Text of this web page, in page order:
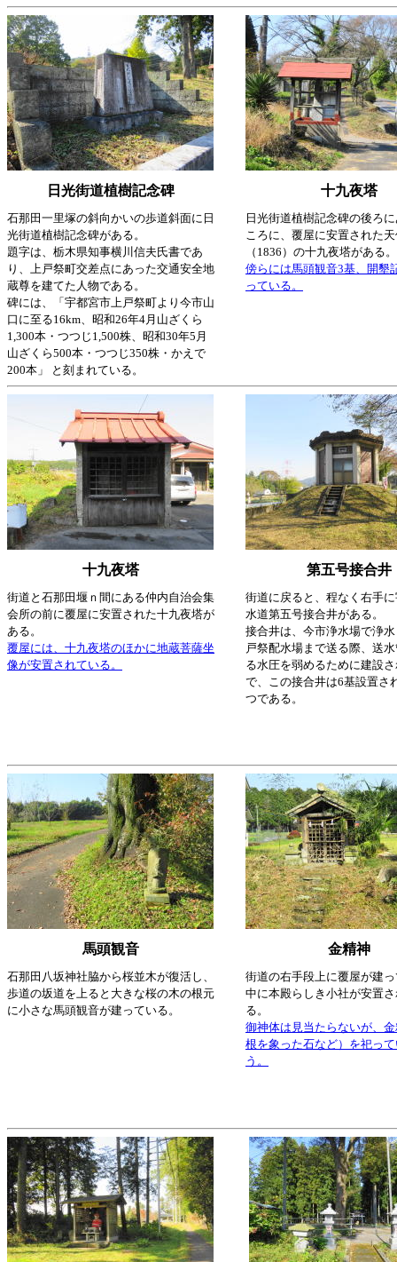
日光街道植樹記念碑 十九夜塔
石那田一里塚の斜向かいの歩道斜面に日
光街道植樹記念碑がある。
題字は、栃木県知事横川信夫氏書であ
り、上戸祭町交差点にあった交通安全地
蔵尊を建てた人物である。
碑には、「宇都宮市上戸祭町より今市山
口に至る16km、昭和26年4月山ざくら
1,300本・つつじ1,500株、昭和30年5月
山ざくら500本・つつじ350株・かえで
200本」 と刻まれている。
日光街道植樹記念碑の後ろ
ころに、覆屋に安置された
（1836）の十九夜塔がある。
傍らには馬頭観音3基、開墾
っている。
十九夜塔 第五号接合井
街道と石那田堰ｎ間にある仲内自治会集
会所の前に覆屋に安置された十九夜塔が
ある。
覆屋には、十九夜塔のほかに地蔵菩薩坐
像が安置されている。
街道に戻ると、程なく右手
水道第五号接合井がある。
接合井は、今市浄水場で浄
戸祭配水場まで送る際、送
る水圧を弱めるために建設
で、この接合井は6基設置さ
つである。
馬頭観音 金精神
石那田八坂神社脇から桜並木が復活し、
歩道の坂道を上ると大きな桜の木の根元
に小さな馬頭観音が建っている。
街道の右手段上に覆屋が建
中に本殿らしき小社が安置
る。
御神体は見当たらないが、
根を象った石など）を祀っ
う。